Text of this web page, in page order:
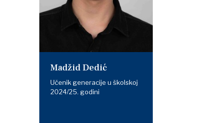
Madžid Dedić
Učenik generacije u školskoj
2024/25. godini